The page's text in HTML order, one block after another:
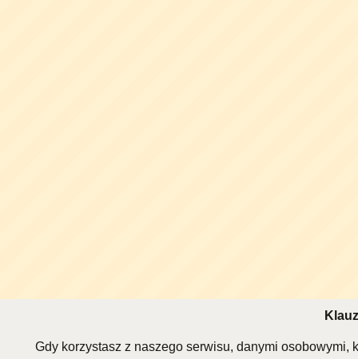
Gdy korzystasz z naszego serwisu, danymi osobowymi,